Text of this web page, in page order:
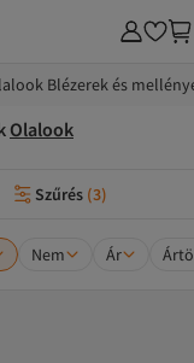
Blézerek és
Olalook
Szűrés (3)
Nem Ár